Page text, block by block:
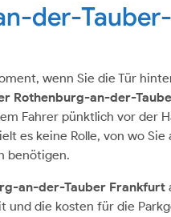
der-Tauber-
wenn Sie die Tür
Rothenburg-an-der-
Fahrer pünktlich vor der
es keine Rolle, von wo Sie
benötigen.
an-der-Tauber Frankfurt
und die kosten für die